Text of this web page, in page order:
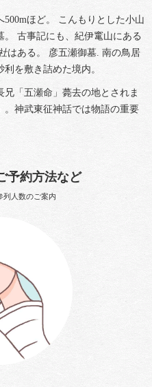
ほど。 こんもりとした小山
古事記にも、紀伊竃山にある
はある。 彦五瀬御墓. 南の鳥居
を敷き詰めた境内。
「五瀬命」薨去の地とされま
。神武東征神話では物語の重要
予約方法など
列人数のご案内